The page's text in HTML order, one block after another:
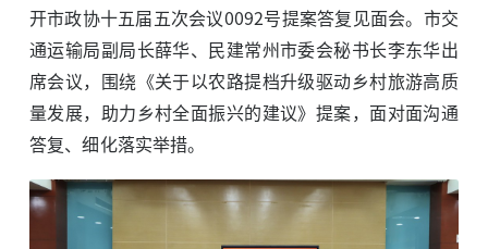
开市政协十五届五次会议0092号提案答复见面会。市交
通运输局副局长薛华、民建常州市委会秘书长李东华出
席会议，围绕《关于以农路提档升级驱动乡村旅游高质
量发展，助力乡村全面振兴的建议》提案，面对面沟通
答复、细化落实举措。